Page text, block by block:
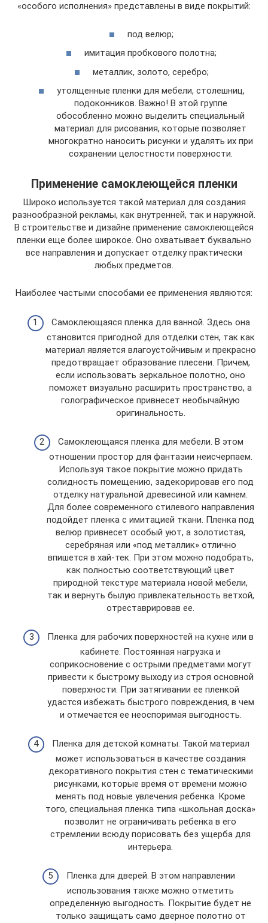
«особого исполнения» представлены в виде покрытий:
под велюр;
имитация пробкового полотна;
металлик, золото, серебро;
утолщенные пленки для мебели, столешниц,
подоконников. Важно! В этой группе
обособленно можно выделить специальный
материал для рисования, которые позволяет
многократно наносить рисунки и удалять их при
сохранении целостности поверхности.
Применение самоклеющейся пленки
Широко используется такой материал для создания
разнообразной рекламы, как внутренней, так и наружной.
В строительстве и дизайне применение самоклеющейся
пленки еще более широкое. Оно охватывает буквально
все направления и допускает отделку практически
любых предметов.
Наиболее частыми способами ее применения являются:
Самоклеющаяся пленка для ванной. Здесь она
становится пригодной для отделки стен, так как
материал является влагоустойчивым и прекрасно
предотвращает образование плесени. Причем,
если использовать зеркальное полотно, оно
поможет визуально расширить пространство, а
голографическое привнесет необычайную
оригинальность.
Самоклеющаяся пленка для мебели. В этом
отношении простор для фантазии неисчерпаем.
Используя такое покрытие можно придать
солидность помещению, задекорировав его под
отделку натуральной древесиной или камнем.
Для более современного стилевого направления
подойдет пленка с имитацией ткани. Пленка под
велюр привнесет особый уют, а золотистая,
серебряная или «под металлик» отлично
впишется в хай-тек. При этом можно подобрать,
как полностью соответствующий цвет
природной текстуре материала новой мебели,
так и вернуть былую привлекательность ветхой,
отреставрировав ее.
Пленка для рабочих поверхностей на кухне или в
кабинете. Постоянная нагрузка и
соприкосновение с острыми предметами могут
привести к быстрому выходу из строя основной
поверхности. При затягивании ее пленкой
удастся избежать быстрого повреждения, в чем
и отмечается ее неоспоримая выгодность.
Пленка для детской комнаты. Такой материал
может использоваться в качестве создания
декоративного покрытия стен с тематическими
рисунками, которые время от времени можно
менять под новые увлечения ребенка. Кроме
того, специальная пленка типа «школьная доска»
позволит не ограничивать ребенка в его
стремлении всюду порисовать без ущерба для
интерьера.
Пленка для дверей. В этом направлении
использования также можно отметить
определенную выгодность. Покрытие будет не
только защищать само дверное полотно от